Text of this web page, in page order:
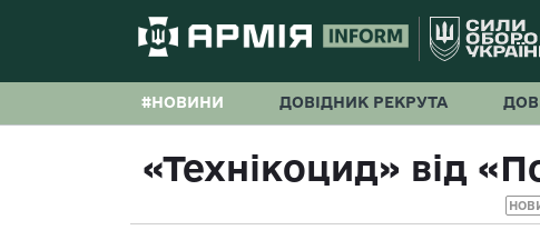
#НОВИНИ ДОВІДНИК РЕКРУТА
«Технікоцид» від